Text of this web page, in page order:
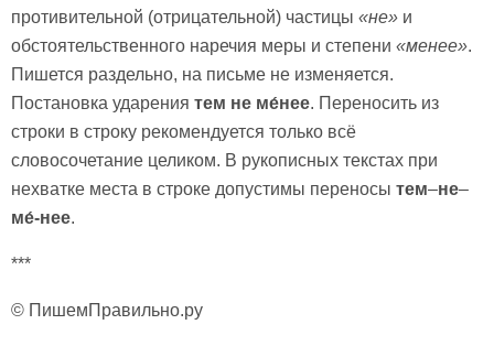
противительной (отрицательной) частицы «не» и
обстоятельственного наречия меры и степени «менее».
Пишется раздельно, на письме не изменяется.
Постановка ударения тем не ме́нее. Переносить из
строки в строку рекомендуется только всё
словосочетание целиком. В рукописных текстах при
нехватке места в строке допустимы переносы тем–не–
ме́-нее.
***
© ПишемПравильно.ру